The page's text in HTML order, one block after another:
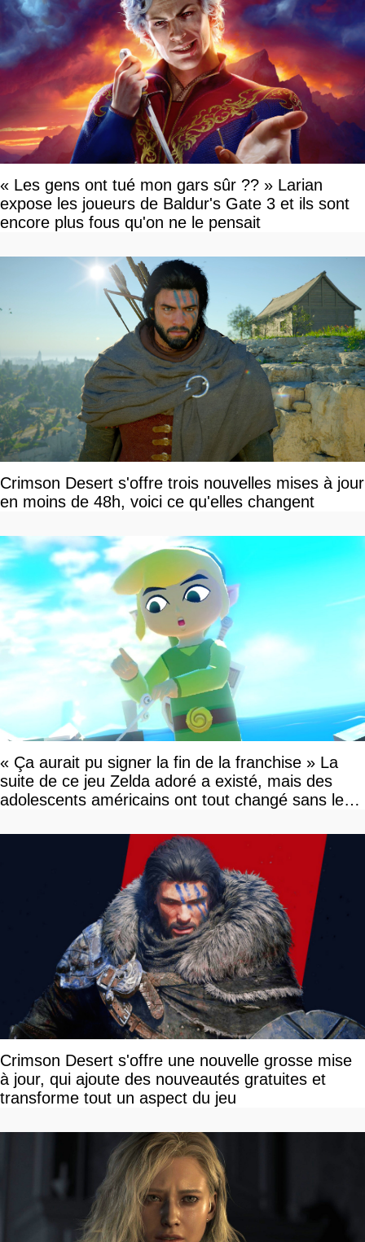
« Les gens ont tué mon gars sûr ?? » Larian
expose les joueurs de Baldur's Gate 3 et ils sont
encore plus fous qu'on ne le pensait
Crimson Desert s'offre trois nouvelles mises à jour
en moins de 48h, voici ce qu'elles changent
« Ça aurait pu signer la fin de la franchise » La
suite de ce jeu Zelda adoré a existé, mais des
adolescents américains ont tout changé sans le
Crimson Desert s'offre une nouvelle grosse mise
à jour, qui ajoute des nouveautés gratuites et
transforme tout un aspect du jeu